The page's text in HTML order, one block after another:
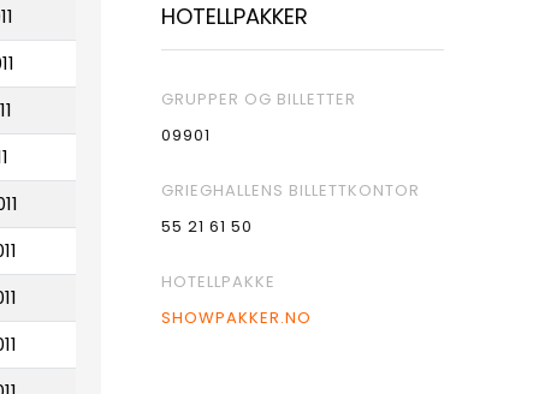
HOTELLPAKKER
GRUPPER OG BILLETTER
09901
GRIEGHALLENS BILLETTKONTOR
55 21 61 50
HOTELLPAKKE
SHOWPAKKER.NO